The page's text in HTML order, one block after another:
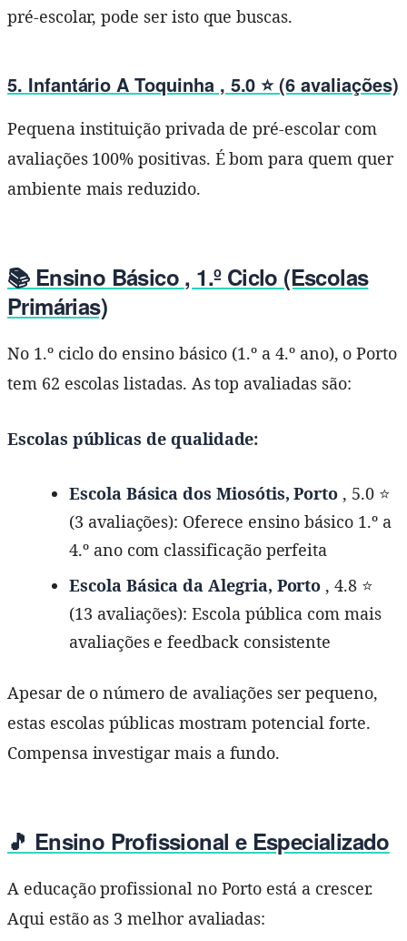
pré-escolar, pode ser isto que buscas.
5. Infantário A Toquinha , 5.0 ⭐ (6 avaliações)
Pequena instituição privada de pré-escolar com
avaliações 100% positivas. É bom para quem quer
ambiente mais reduzido.
📚 Ensino Básico , 1.º Ciclo (Escolas
Primárias)
No 1.º ciclo do ensino básico (1.º a 4.º ano), o Porto
tem 62 escolas listadas. As top avaliadas são:
Escolas públicas de qualidade:
Escola Básica dos Miosótis, Porto , 5.0 ⭐
(3 avaliações): Oferece ensino básico 1.º a
4.º ano com classificação perfeita
Escola Básica da Alegria, Porto , 4.8 ⭐
(13 avaliações): Escola pública com mais
avaliações e feedback consistente
Apesar de o número de avaliações ser pequeno,
estas escolas públicas mostram potencial forte.
Compensa investigar mais a fundo.
🎵 Ensino Profissional e Especializado
A educação profissional no Porto está a crescer.
Aqui estão as 3 melhor avaliadas: